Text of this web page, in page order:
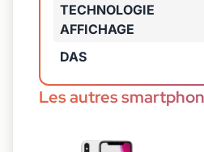
TECHNOLOGIE
AFFICHAGE
DAS
Les autres